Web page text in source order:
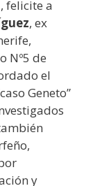
felicite a
, ex
Nº5 de
el
Geneto”
y